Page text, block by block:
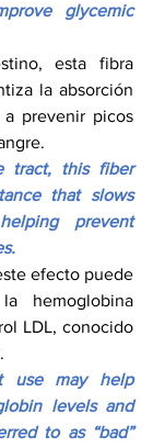
glycemic
esta fibra
la absorción
prevenir picos
tract, this fiber
that slows
prevent
efecto puede
hemoglobina
LDL, conocido
use may help
levels and
to as “bad”